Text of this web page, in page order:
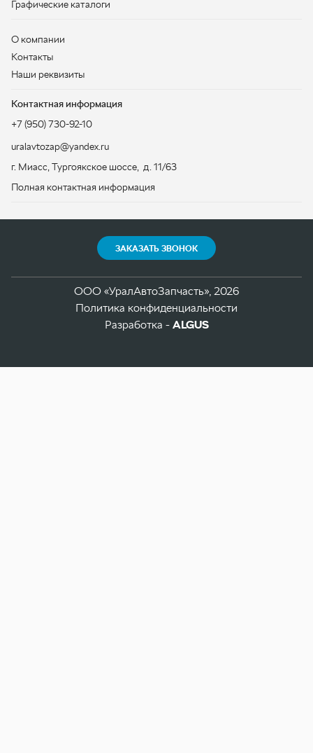
+7 (950) 730-92-10
uralavtozap@yandex.ru
г. Миасс, Тургоякское шоссе, д. 11/63
Полная контактная информация
Политика конфиденциальности